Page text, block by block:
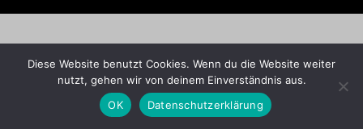
Diese Website benutzt Cookies. Wenn du die Website weiter
nutzt, gehen wir von deinem Einverständnis aus.
OK
Datenschutzerklärung